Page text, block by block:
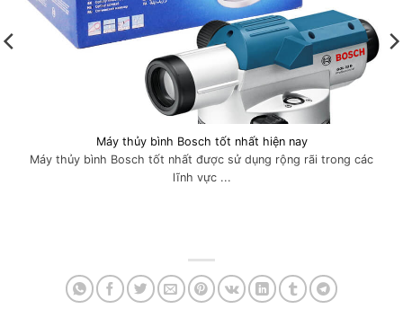
Máy thủy bình Bosch tốt nhất hiện nay
Máy thủy bình Bosch tốt nhất được sử dụng rộng rãi trong các
lĩnh vực ...